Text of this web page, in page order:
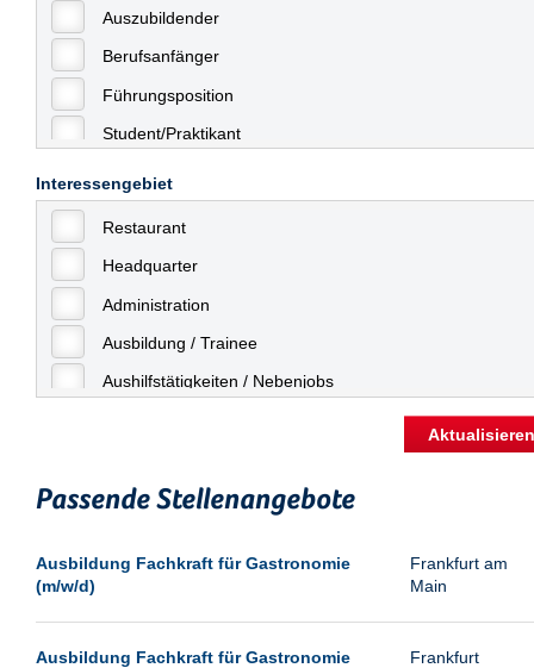
Dessau
Dresden
Düsseldorf
Erfurt
Essen
Frankfurt
Frankfurt am Main
Freiburg
Fulda
Göppingen
Hamburg
Heilbronn
Auszubildender
Berufsanfänger
Führungsposition
Student/Praktikant
Interessengebiet
Restaurant
Headquarter
Administration
Ausbildung / Trainee
Aushilfstätigkeiten / Nebenjobs
Sonstiges
Passende Stellenangebote
Ausbildung Fachkraft für Gastronomie
(m/w/d)
Frankfurt am
Main
Ausbildung Fachkraft für Gastronomie
Frankfurt